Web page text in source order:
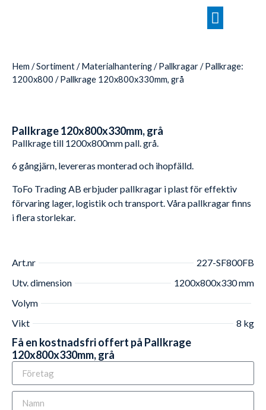
Hem /Sortiment/Materialhantering/Pallkragar/Pallkrage:
1200x800 / Pallkrage 120x800x330mm, grå
Pallkrage 120x800x330mm, grå
Pallkrage till 1200x800mm pall. grå.
6 gångjärn, levereras monterad och ihopfälld.
ToFo Trading AB erbjuder pallkragar i plast för effektiv
förvaring lager, logistik och transport. Våra pallkragar finns
i flera storlekar.
Art.nr
227-SF800FB
Utv. dimension
1200x800x330 mm
Volym
Vikt
8 kg
Få en kostnadsfri offert på Pallkrage
120x800x330mm, grå